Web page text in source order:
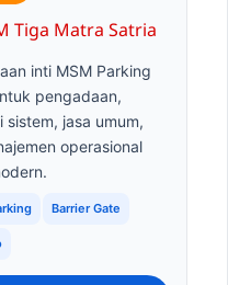
Tiga Matra Satria
inti MSM Parking
pengadaan,
sistem, jasa umum,
operasional
Barrier Gate